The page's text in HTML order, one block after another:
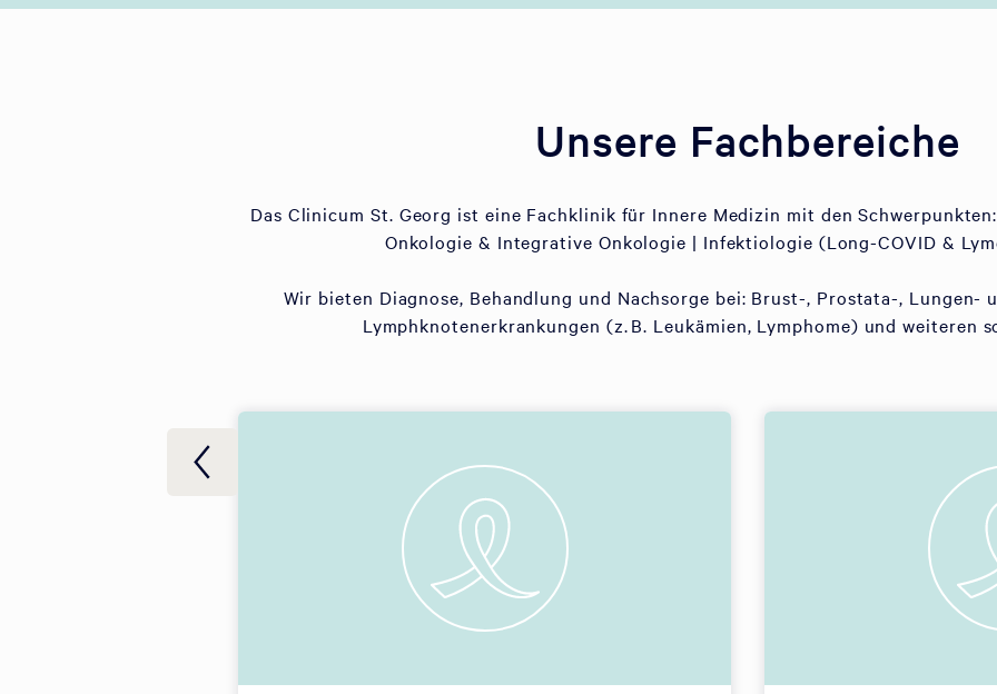
Unsere Fachbereiche
Das Clinicum St. Georg ist eine Fachklinik für Innere Medizin mit den
Onkologie & Integrative Onkologie | Infektiologie (Long-COVID &
Wir bieten Diagnose, Behandlung und Nachsorge bei: Brust-, Prostata-, Lungen-
Lymphknotenerkrankungen (z. B. Leukämien, Lymphome) und weiteren